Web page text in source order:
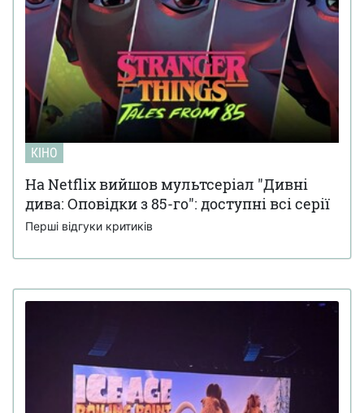
КІНО
На Netflix вийшов мультсеріал "Дивні
дива: Оповідки з 85-го": доступні всі серії
Перші відгуки критиків